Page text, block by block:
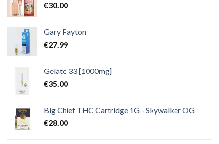
€30.00
Gary Payton
€27.99
Gelato 33 [1000mg]
€35.00
Big Chief THC Cartridge 1G - Skywalker OG
€28.00